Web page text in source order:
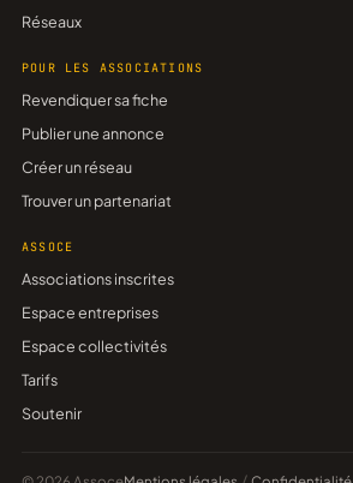
Réseaux
POUR LES ASSOCIATIONS
Revendiquer sa fiche
Publier une annonce
Créer un réseau
Trouver un partenariat
ASSOCE
Associations inscrites
Espace entreprises
Espace collectivités
Tarifs
Soutenir